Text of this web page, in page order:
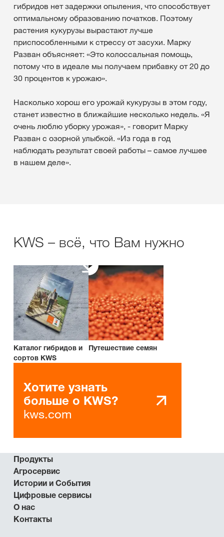
гибридов нет задержки опыления, что способствует
оптимальному образованию початков. Поэтому
растения кукурузы вырастают лучше
приспособленными к стрессу от засухи. Марку
Разван объясняет: «Это колоссальная помощь,
потому что в идеале мы получаем прибавку от 20 до
30 процентов к урожаю».
Насколько хорош его урожай кукурузы в этом году,
станет известно в ближайшие несколько недель. «Я
очень люблю уборку урожая», - говорит Марку
Разван с озорной улыбкой. «Из года в год
наблюдать результат своей работы – самое лучшее
в нашем деле».
KWS – всё, что Вам нужно
Каталог гибридов и
сортов KWS
Путешествие семян
Хотите узнать
больше о KWS?
kws.com
Продукты
Агросервис
Истории и События
Цифровые сервисы
О нас
Контакты